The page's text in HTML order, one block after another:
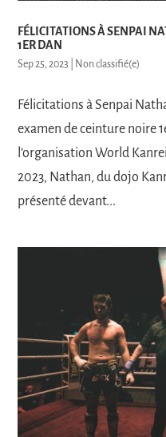
FÉLICITATIONS À SENPAI
1ER DAN
Sep 25, 2023 Non classifié(e)
Félicitations à Senpai
examen de ceinture noire
l’organisation World
2023, Nathan, du dojo
présenté devant...